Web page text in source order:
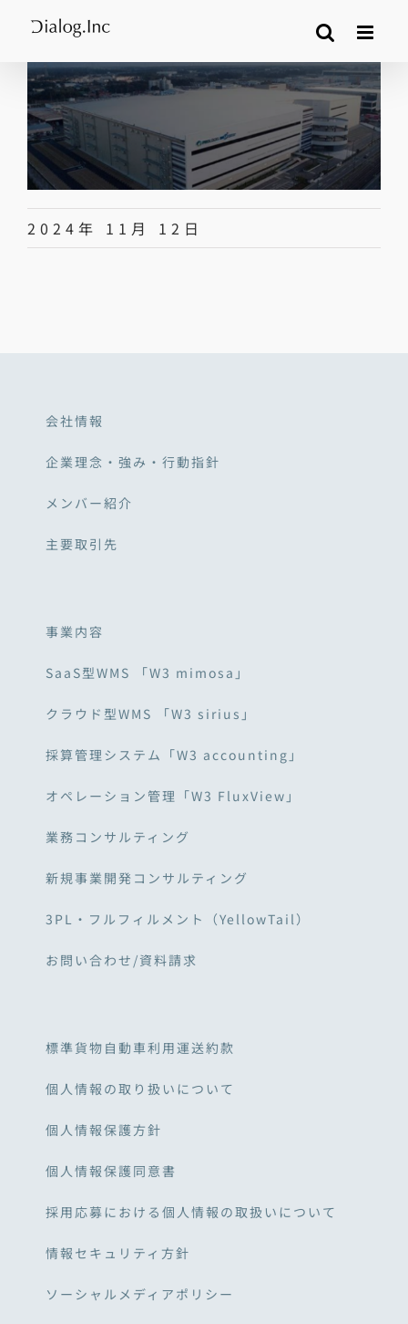
content
2024年 11月 12日
会社情報
企業理念・強み・行動指針
メンバー紹介
主要取引先
事業内容
SaaS型WMS 「W3 mimosa」
クラウド型WMS 「W3 sirius」
採算管理システム「W3 accounting」
オペレーション管理「W3 FluxView」
業務コンサルティング
新規事業開発コンサルティング
3PL・フルフィルメント（YellowTail）
お問い合わせ/資料請求
標準貨物自動車利用運送約款
個人情報の取り扱いについて
個人情報保護方針
個人情報保護同意書
採用応募における個人情報の取扱いについて
情報セキュリティ方針
ソーシャルメディアポリシー